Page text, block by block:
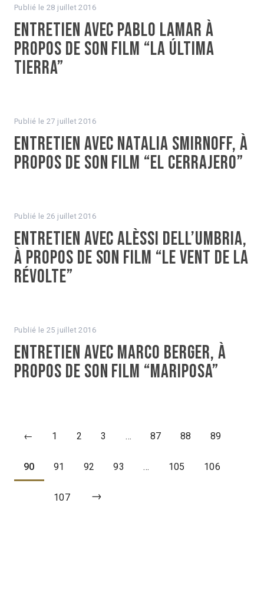
Publié le28 juillet 2016
Entretien avec Pablo Lamar à
propos de son film “La Última
tierra”
Publié le27 juillet 2016
Entretien avec Natalia Smirnoff, à
propos de son film “El Cerrajero”
Publié le26 juillet 2016
Entretien avec Alèssi Dell’Umbria,
à propos de son film “Le Vent de la
révolte”
Publié le25 juillet 2016
Entretien avec Marco Berger, à
propos de son film “Mariposa”
← 1 2 3 … 87 88 89
90 91 92 93 … 105 106
107 →